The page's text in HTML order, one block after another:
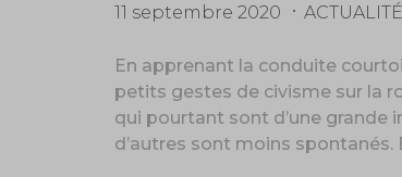
11 septembre 2020
En apprenant la conduite
petits gestes de civisme sur la
qui pourtant sont d’une
d’autres sont moins spontanés.